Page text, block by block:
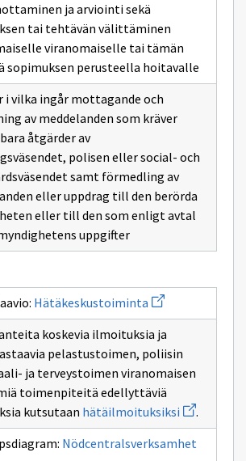
ja arviointi sekä
tai tehtävän välittäminen
viranomaiselle tai tämän
sopimuksen perusteella hoitavalle
i vilka ingår mottagande och
av meddelanden som kräver
åtgärder av
polisen eller social- och
samt förmedling av
eller uppdrag till den berörda
eller till den som enligt avtal
uppgifter
Hätäkeskustoiminta Öppnar
ett
nytt
fönster
på
sidan
koskevia ilmoituksia ja
pelastustoimen, poliisin
ja terveystoimen viranomaisen
toimenpiteitä edellyttäviä
kutsutaan hätäilmoituksiksi Öppnar
ett
nytt
fönster
.
Nödcentralsverksamhet
ett